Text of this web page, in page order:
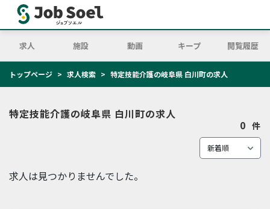
求人 施設 動画 キープ 閲覧履歴
トップページ 求人検索 特定技能介護の岐阜県 白川町の求人
特定技能介護の岐阜県 白川町の求人
0 件
求人は見つかりませんでした。